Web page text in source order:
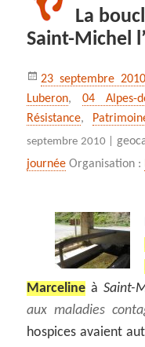
La
Saint-Michel
Publié
le
23 septembre 2010
Luberon,04 Alpes-
Résistance,
septembre 2010 |
journée Organisation :
Marceline àSaint-
aux maladies
hospices avaient